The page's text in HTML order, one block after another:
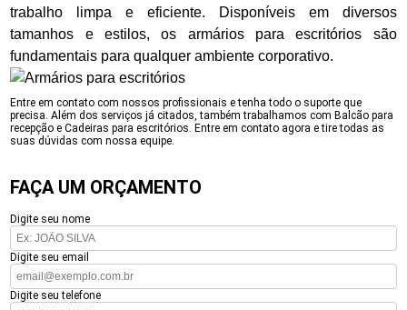
trabalho limpa e eficiente. Disponíveis em diversos
tamanhos e estilos, os armários para escritórios são
fundamentais para qualquer ambiente corporativo.
Entre em contato com nossos profissionais e tenha todo o suporte que
precisa. Além dos serviços já citados, também trabalhamos com Balcão para
recepção e Cadeiras para escritórios. Entre em contato agora e tire todas as
suas dúvidas com nossa equipe.
FAÇA UM ORÇAMENTO
Digite seu nome
Digite seu email
Digite seu telefone